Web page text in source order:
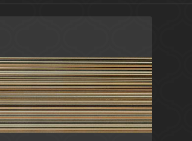
Коричневый
Россия
КераДим плитка 20x50
Ceradim